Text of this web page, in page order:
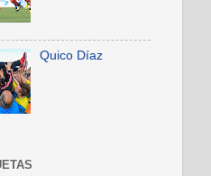
Quico Díaz